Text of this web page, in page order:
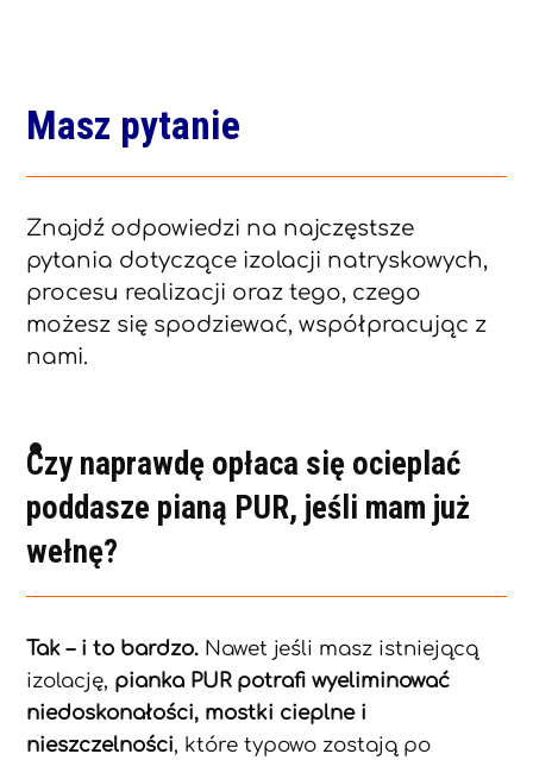
Masz pytanie
Znajdź odpowiedzi na najczęstsze
pytania dotyczące izolacji natryskowych,
procesu realizacji oraz tego, czego
możesz się spodziewać, współpracując z
nami.
Czy naprawdę opłaca się ocieplać
poddasze pianą PUR, jeśli mam już
wełnę?
Tak – i to bardzo. Nawet jeśli masz istniejącą
izolację, pianka PUR potrafi wyeliminować
niedoskonałości, mostki cieplne i
nieszczelności, które typowo zostają po